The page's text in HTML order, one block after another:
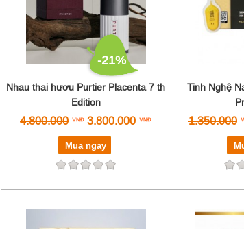
-21%
Nhau thai hươu Purtier Placenta 7 th
Edition
4.800.000 3.800.000
Mua ngay
Tinh Nghệ
1.350.000